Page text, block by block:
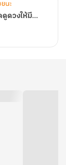
นะ
ทะลุมิติมาเป็นซุป'ตาร์...แต่ชาตินี้จะขอไลฟ์สดดูดวงให้มีชื่อเสียง